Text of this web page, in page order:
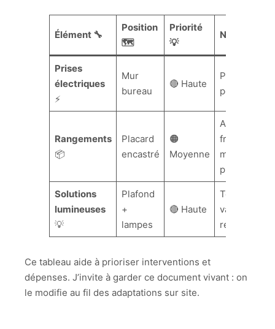
Élément 🔧
Position
🗺️
Priorité
💡
Notes 📝
Prises
électriques
⚡
Mur
bureau
🔴 Haute
Prévoir rails
pour
Rangements
📦
Placard
encastré
🟠
Moyenne
Accès
fréquent
matériel
photo
Solutions
lumineuses
💡
Plafond
+
lampes
🔴 Haute
variable
Ce tableau aide à prioriser interventions et
dépenses. J’invite à garder ce document vivant : on
le modifie au fil des adaptations sur site.